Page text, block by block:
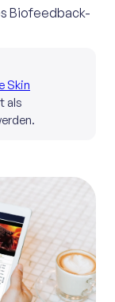
Biofeedback-
Skin
als